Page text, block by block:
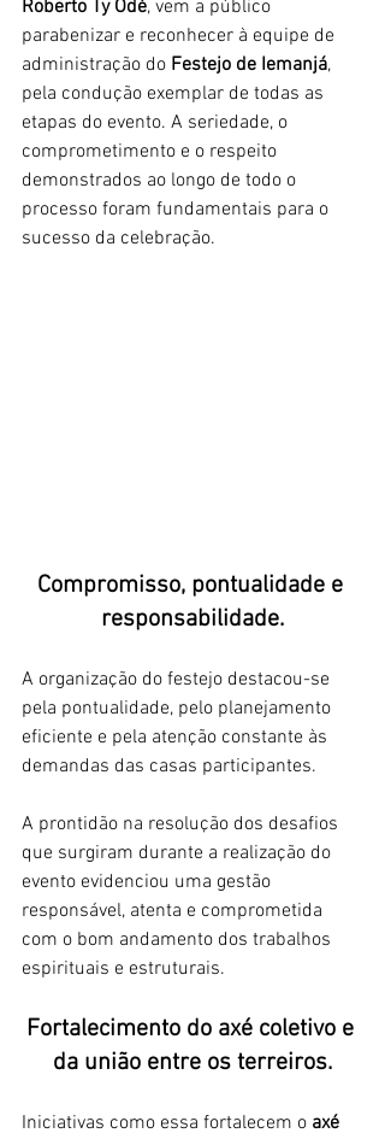
Roberto Ty Odé, vem a público
parabenizar e reconhecer à equipe de
administração do Festejo de Iemanjá,
pela condução exemplar de todas as
etapas do evento. A seriedade, o
comprometimento e o respeito
demonstrados ao longo de todo o
processo foram fundamentais para o
sucesso da celebração.
Compromisso, pontualidade e
responsabilidade.
A organização do festejo destacou-se
pela pontualidade, pelo planejamento
eficiente e pela atenção constante às
demandas das casas participantes.
A prontidão na resolução dos desafios
que surgiram durante a realização do
evento evidenciou uma gestão
responsável, atenta e comprometida
com o bom andamento dos trabalhos
espirituais e estruturais.
Fortalecimento do axé coletivo e
da união entre os terreiros.
Iniciativas como essa fortalecem o axé